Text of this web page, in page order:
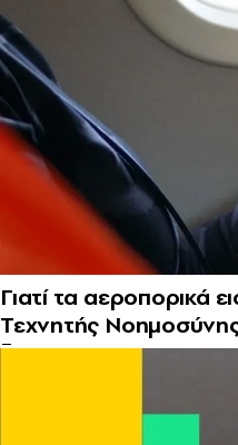
Γιατί τα αεροπορικά
Τεχνητής